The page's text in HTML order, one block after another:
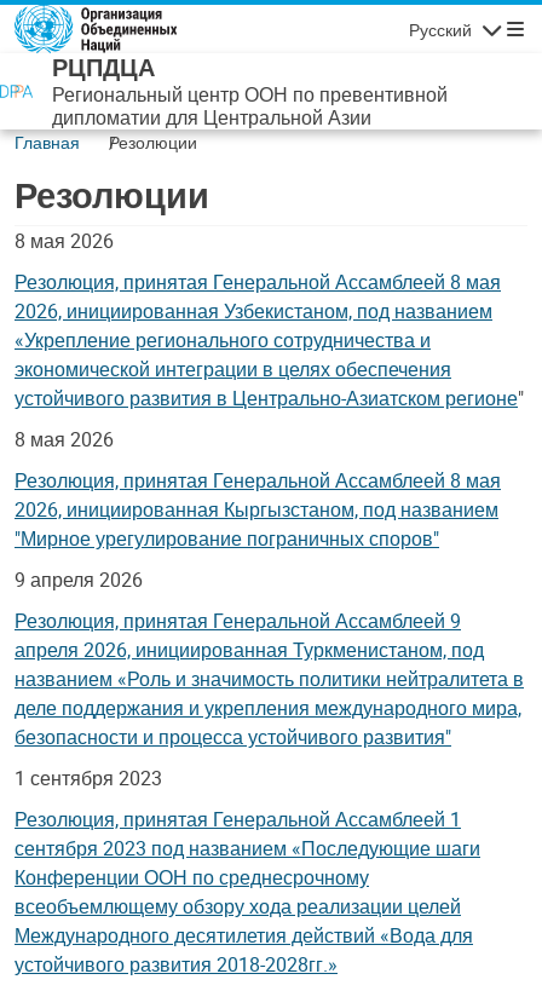
Перейти к основному содержанию
Русский
РЦПДЦА
Региональный центр ООН по превентивной
дипломатии для Центральной Азии
Главная Резолюции
Резолюции
8 мая 2026
Резолюция, принятая Генеральной Ассамблеей 8 мая
2026, инициированная Узбекистаном, под названием
«Укрепление регионального сотрудничества и
экономической интеграции в целях обеспечения
устойчивого развития в Центрально-Азиатском регионе"
8 мая 2026
Резолюция, принятая Генеральной Ассамблеей 8 мая
2026, инициированная Кыргызстаном, под названием
"Мирное урегулирование пограничных споров"
9 апреля 2026
Резолюция, принятая Генеральной Ассамблеей 9
апреля 2026, инициированная Туркменистаном, под
названием «Роль и значимость политики нейтралитета в
деле поддержания и укрепления международного мира,
безопасности и процесса устойчивого развития"
1 сентября 2023
Резолюция, принятая Генеральной Ассамблеей 1
сентября 2023 под названием «Последующие шаги
Конференции ООН по среднесрочному
всеобъемлющему обзору хода реализации целей
Международного десятилетия действий «Вода для
устойчивого развития 2018-2028гг.»